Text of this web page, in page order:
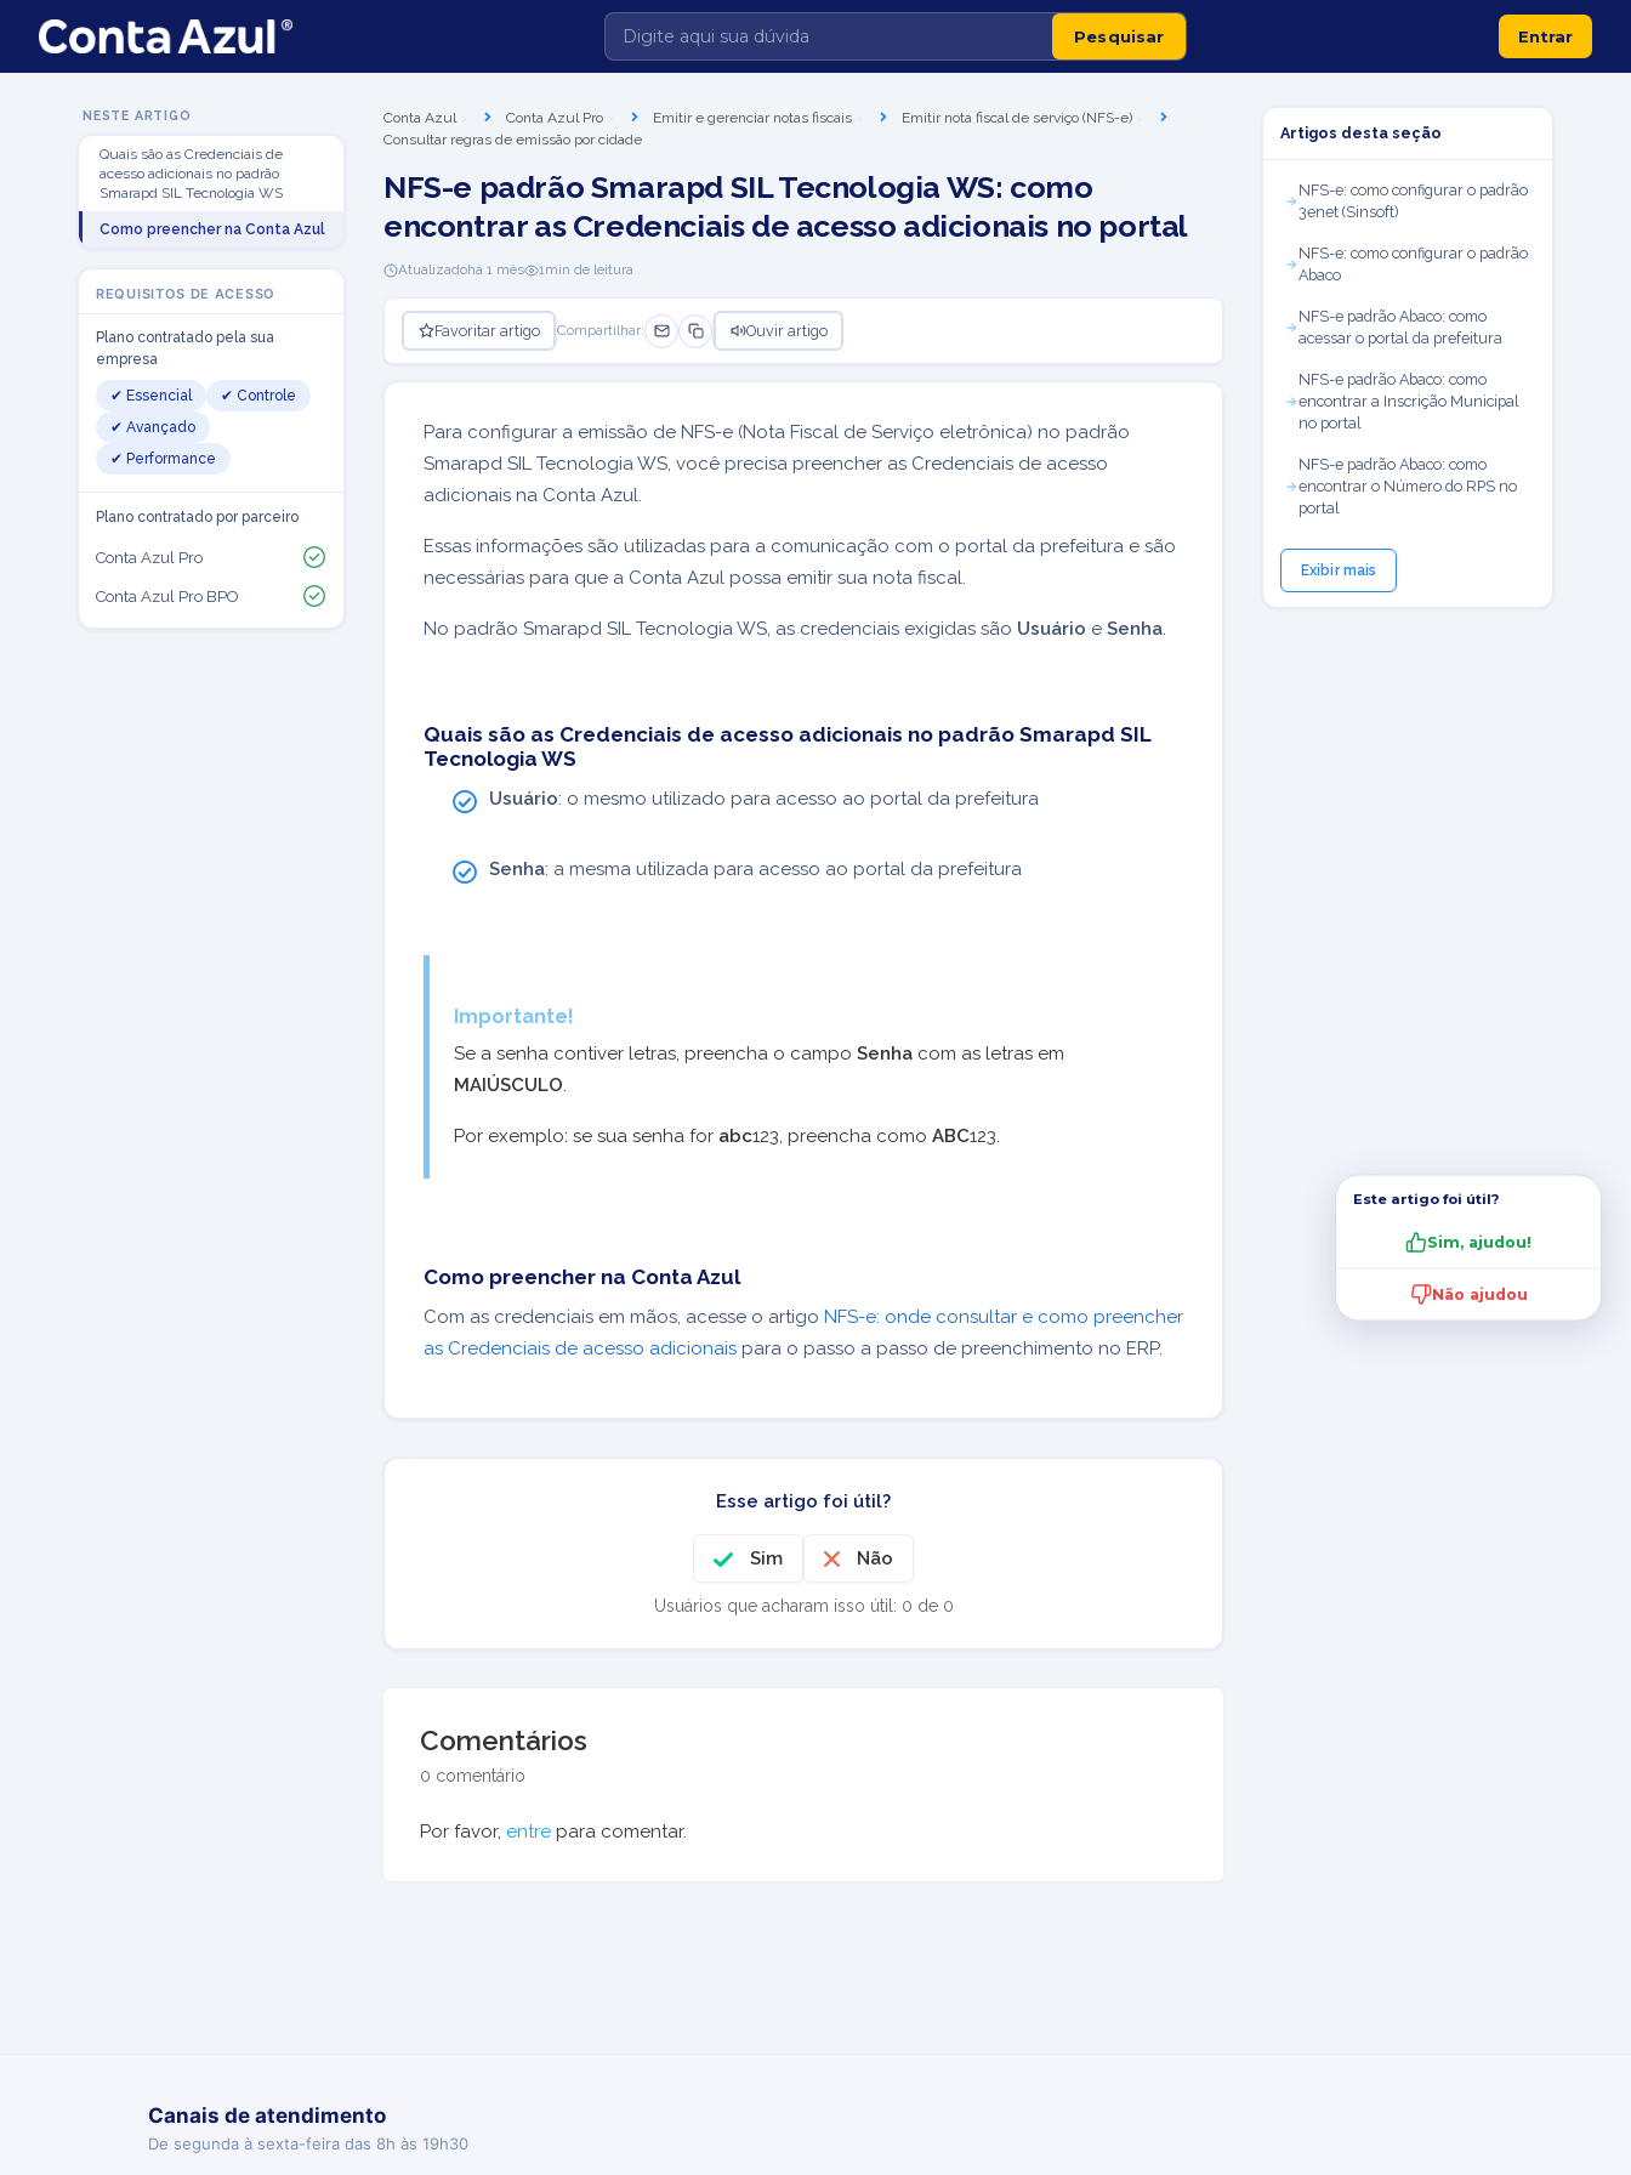
Entrar
NESTE ARTIGO
Quais são as Credenciais de
acesso adicionais no padrão
Smarapd SIL Tecnologia WS
Como preencher na Conta Azul
REQUISITOS DE ACESSO
Plano contratado pela sua
empresa
✔ Essencial
✔ Controle
✔ Avançado
✔ Performance
Plano contratado por parceiro
Conta Azul Pro
Conta Azul Pro BPO
Conta Azul Conta Azul Pro Emitir e gerenciar notas fiscais
Emitir nota fiscal de serviço (NFS-e)
Consultar regras de emissão por cidade
NFS-e padrão Smarapd SIL Tecnologia WS: como
encontrar as Credenciais de acesso adicionais no portal
Atualizadohá 1 mês 1min de leitura
Favoritar artigo Compartilhar: Ouvir artigo
Para configurar a emissão de NFS-e (Nota Fiscal de Serviço eletrônica) no padrão
Smarapd SIL Tecnologia WS, você precisa preencher as Credenciais de acesso
adicionais na Conta Azul.
Essas informações são utilizadas para a comunicação com o portal da prefeitura e são
necessárias para que a Conta Azul possa emitir sua nota fiscal.
No padrão Smarapd SIL Tecnologia WS, as credenciais exigidas são Usuário e Senha.
Quais são as Credenciais de acesso adicionais no padrão Smarapd SIL
Tecnologia WS
Usuário: o mesmo utilizado para acesso ao portal da prefeitura
Senha: a mesma utilizada para acesso ao portal da prefeitura
Importante!
Se a senha contiver letras, preencha o campo Senha com as letras em
MAIÚSCULO
Por exemplo: se sua senha for abc123, preencha como ABC123.
Como preencher na Conta Azul
Com as credenciais em mãos, acesse o artigo NFS-e: onde consultar e como preencher
as Credenciais de acesso adicionais para o passo a passo de preenchimento no ERP.
Esse artigo foi útil?
Sim Não
Usuários que acharam isso útil: 0 de 0
Comentários
0 comentário
Por favor, entre para comentar.
Artigos desta seção
NFS-e: como configurar o padrão
3enet (Sinsoft)
NFS-e: como configurar o padrão
Abaco
NFS-e padrão Abaco: como
acessar o portal da prefeitura
NFS-e padrão Abaco: como
encontrar a Inscrição Municipal
no portal
NFS-e padrão Abaco: como
encontrar o Número do RPS no
portal
Exibir mais
Este artigo foi útil?
Sim, ajudou!
Não ajudou
Canais de atendimento
De segunda à sexta-feira das 8h às 19h30